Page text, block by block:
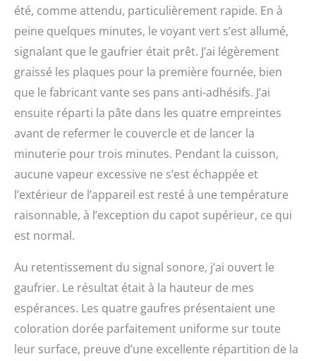
été, comme attendu, particulièrement rapide. En à
peine quelques minutes, le voyant vert s’est allumé,
signalant que le gaufrier était prêt. J’ai légèrement
graissé les plaques pour la première fournée, bien
que le fabricant vante ses pans anti-adhésifs. J’ai
ensuite réparti la pâte dans les quatre empreintes
avant de refermer le couvercle et de lancer la
minuterie pour trois minutes. Pendant la cuisson,
aucune vapeur excessive ne s’est échappée et
l’extérieur de l’appareil est resté à une température
raisonnable, à l’exception du capot supérieur, ce qui
est normal.
Au retentissement du signal sonore, j’ai ouvert le
gaufrier. Le résultat était à la hauteur de mes
espérances. Les quatre gaufres présentaient une
coloration dorée parfaitement uniforme sur toute
leur surface, preuve d’une excellente répartition de la